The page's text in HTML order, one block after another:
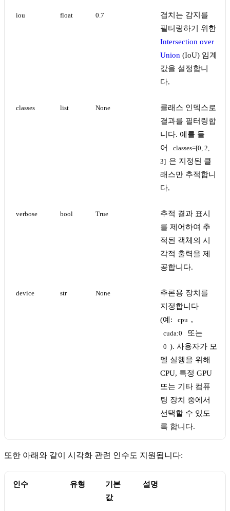
iou float 0.7
겹치는 감지를
필터링하기 위한
Intersection over
Union (IoU) 임계
값을 설정합니
다.
classes list None
클래스 인덱스로
결과를 필터링합
니다. 예를 들
어
classes=[0, 2,
3] 은 지정된 클
래스만 추적합니
다.
verbose bool True
추적 결과 표시
를 제어하여 추
적된 객체의 시
각적 출력을 제
공합니다.
device str None
추론용 장치를
지정합니다
(예:
cpu ,
cuda:0 또는
0 ). 사용자가 모
델 실행을 위해
CPU, 특정 GPU
또는 기타 컴퓨
팅 장치 중에서
선택할 수 있도
록 합니다.
또한 아래와 같이 시각화 관련 인수도 지원됩니다:
인수 유형
기본
값
설명